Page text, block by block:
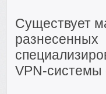
Существует
VPN-системы